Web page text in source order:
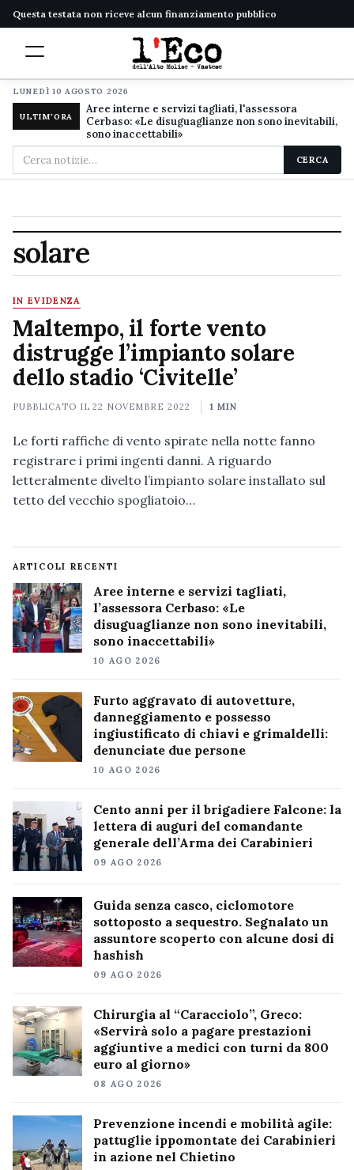
Questa testata non riceve alcun finanziamento pubblico
LUNEDÌ 10 AGOSTO 2026
ULTIM'ORA
Aree interne e servizi tagliati, l'assessora
Cerbaso: «Le disuguaglianze non sono inevitabili,
sono inaccettabili»
Cerca
nel
CERCA
solare
IN EVIDENZA
Maltempo, il forte vento
distrugge l’impianto solare
dello stadio ‘Civitelle’
PUBBLICATO IL22 NOVEMBRE 2022 1 MIN
Le forti raffiche di vento spirate nella notte fanno
registrare i primi ingenti danni. A riguardo
letteralmente divelto l’impianto solare installato sul
tetto del vecchio spogliatoio…
ARTICOLI RECENTI
Aree interne e servizi tagliati,
l’assessora Cerbaso: «Le
disuguaglianze non sono inevitabili,
sono inaccettabili»
10 AGO 2026
Furto aggravato di autovetture,
danneggiamento e possesso
ingiustificato di chiavi e grimaldelli:
denunciate due persone
10 AGO 2026
Cento anni per il brigadiere Falcone: la
lettera di auguri del comandante
generale dell’Arma dei Carabinieri
09 AGO 2026
Guida senza casco, ciclomotore
sottoposto a sequestro. Segnalato un
assuntore scoperto con alcune dosi di
hashish
09 AGO 2026
Chirurgia al “Caracciolo”, Greco:
«Servirà solo a pagare prestazioni
aggiuntive a medici con turni da 800
euro al giorno»
08 AGO 2026
Prevenzione incendi e mobilità agile:
pattuglie ippomontate dei Carabinieri
in azione nel Chietino